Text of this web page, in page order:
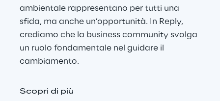
ambientale rappresentano per tutti una
sfida, ma anche un’opportunità. In Reply,
crediamo che la business community svolga
un ruolo fondamentale nel guidare il
cambiamento.
Scopri di più